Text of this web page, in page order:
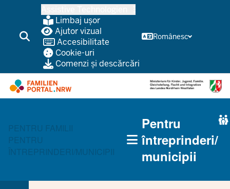
conținutul
principal
Limbaj ușor
Ajutor vizual
Accesibilitate
Cookie-uri
Comenzi și descărcări
Românesc
PENTRU FAMILII
PENTRU
ÎNTREPRINDERI/MUNICIPII
(TRÄGERBEREICH)
Pentru
întreprinderi/
municipii